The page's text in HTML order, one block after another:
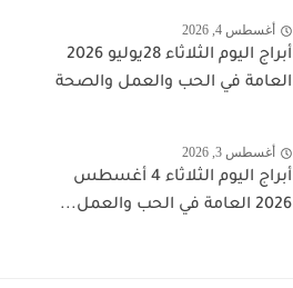
أغسطس 4, 2026
أبراج اليوم الثلاثاء 28يوليو 2026
العامة في الحب والعمل والصحة
أغسطس 3, 2026
أبراج اليوم الثلاثاء 4 أغسطس
2026 العامة في الحب والعمل...